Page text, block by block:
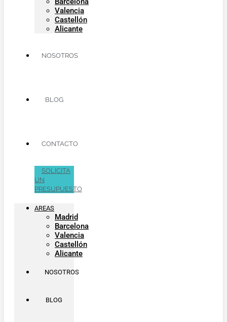
Valencia
Castellón
Alicante
NOSOTROS
BLOG
CONTACTO
SOLICITA
UN
PRESUPUESTO
AREAS
Madrid
Barcelona
Valencia
Castellón
Alicante
NOSOTROS
BLOG